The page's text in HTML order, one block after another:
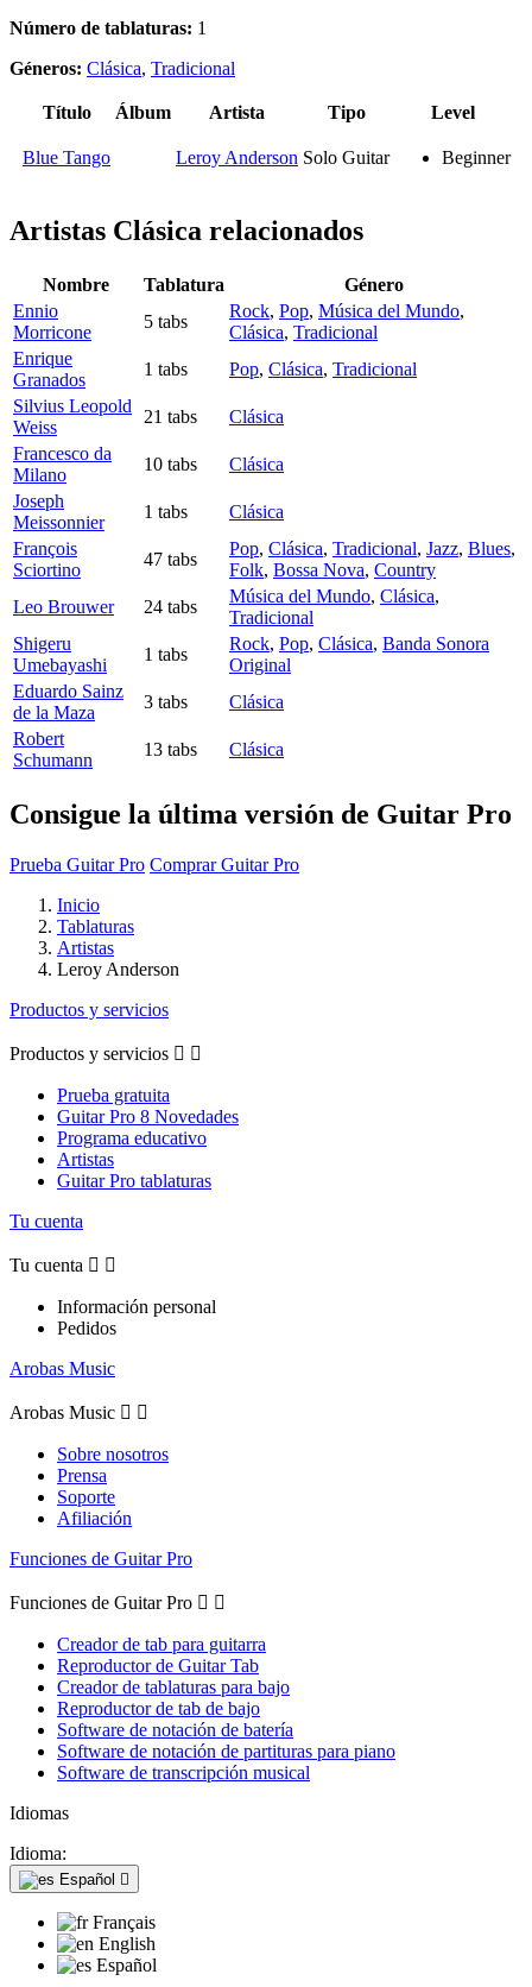
Número de tablaturas: 1
Géneros: Clásica, Tradicional
Título Álbum Artista Tipo Level
Blue Tango Leroy Anderson Solo Guitar Beginner
Artistas Clásica relacionados
Nombre Tablatura
Género
Ennio
Morricone
5 tabs
Rock, Pop, Música del Mundo,
Clásica, Tradicional
Enrique
Granados
1 tabs Pop, Clásica, Tradicional
Silvius Leopold
Weiss
21 tabs
Clásica
Francesco da
Milano
10 tabs
Clásica
Joseph
Meissonnier
1 tabs
Clásica
François
Sciortino
47 tabs
Pop, Clásica, Tradicional, Jazz, Blues,
Folk, Bossa Nova, Country
Leo Brouwer
24 tabs
Música del Mundo, Clásica,
Tradicional
Shigeru
Umebayashi
1 tabs
Rock, Pop, Clásica, Banda Sonora
Original
Eduardo Sainz
de la Maza
3 tabs
Clásica
Robert
Schumann
13 tabs Clásica
Consigue la última versión de Guitar Pro
Prueba Guitar Pro Comprar Guitar Pro
Inicio
Tablaturas
Artistas
Leroy Anderson
Productos y servicios
Productos y servicios  
Prueba gratuita
Guitar Pro 8 Novedades
Programa educativo
Artistas
Guitar Pro tablaturas
Tu cuenta
Tu cuenta  
Información personal
Pedidos
Arobas Music
Arobas Music  
Sobre nosotros
Prensa
Soporte
Afiliación
Funciones de Guitar Pro
Funciones de Guitar Pro  
Creador de tab para guitarra
Reproductor de Guitar Tab
Creador de tablaturas para bajo
Reproductor de tab de bajo
Software de notación de batería
Software de notación de partituras para piano
Software de transcripción musical
Idiomas
Idioma:
Español 
Français
English
Español